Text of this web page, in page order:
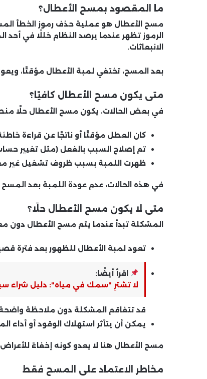
ما المقصود بمسح الأعطال؟
الرموز تظهر عندما يرصد النظام خللًا في أحد
الانبعاثات.
بعد المسح، تختفي لمبة الأعطال مؤقتًا،
متى يكون مسح الأعطال كافيًا؟
في بعض الحالات، يكون مسح الأعطال حلًا
كان العطل مؤقتًا أو ناتجًا عن قراءة
تم إصلاح السبب بالفعل (مثل تغيير
ظهرت اللمبة بسبب ظروف تشغيل غير
في هذه الحالات، عدم عودة اللمبة بعد
متى لا يكون مسح الأعطال حلًا؟
المشكلة تبدأ عندما يتم مسح الأعطال دون
تعود لمبة الأعطال للظهور بعد فترة
اقرأ أيضًا:
لا تشترِ "سمك في مياه": دليل شراء سيارة مستعملة لعام 2025..
قد تتفاقم المشكلة دون ملاحظة
يمكن أن يتأثر استهلاك الوقود أو أداء
مسح الأعطال هنا لا يعدو كونه إخفاءً
مخاطر الاعتماد على المسح فقط